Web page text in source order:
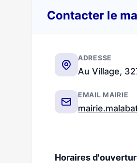
Contacter le
ADRESSE
Au Village,
EMAIL MAIRIE
Horaires